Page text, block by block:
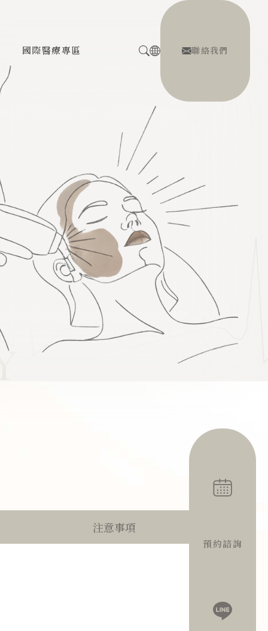
國際醫療專區 聯絡我們
注意事項
預約諮詢